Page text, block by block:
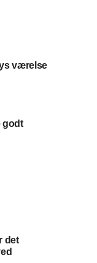
værelse
godt
det